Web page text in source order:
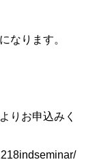
なります。
りお申込みく